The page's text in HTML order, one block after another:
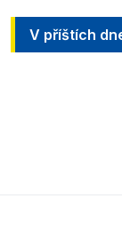
V příštích